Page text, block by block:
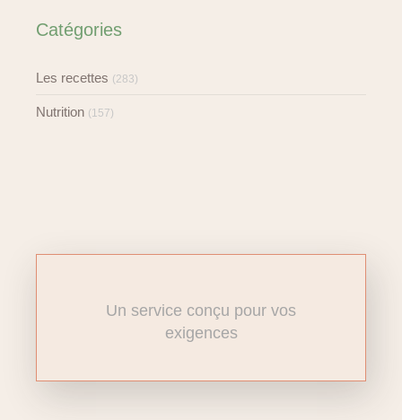
Catégories
Les recettes (283)
Nutrition (157)
Un service conçu pour vos
exigences